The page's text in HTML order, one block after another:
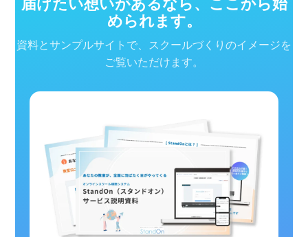
届けたい想いがあるなら、ここから始
められます。
資料とサンプルサイトで、スクールづくりのイメージを
ご覧いただけます。